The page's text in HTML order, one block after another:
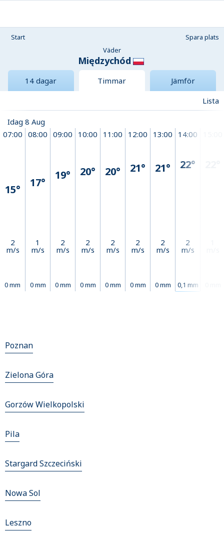
Start
Spara plats
Väder
Międzychód
14 dagar Timmar
Jämför
Lista
Idag 8 Aug
07:00
15°
2
m/s
0 mm
08:00
17°
1
m/s
0 mm
09:00
19°
2
m/s
0 mm
10:00
20°
2
m/s
0 mm
11:00
20°
2
m/s
0 mm
12:00
21°
2
m/s
0 mm
13:00
21°
2
m/s
0 mm
14:00
22°
2
m/s
0,1 mm
Poznan
Zielona Góra
Gorzów Wielkopolski
Pila
Stargard Szczeciński
Nowa Sol
Leszno